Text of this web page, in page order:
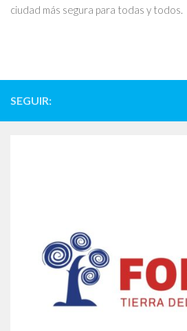
ciudad más segura para todas y todos.
SEGUIR: